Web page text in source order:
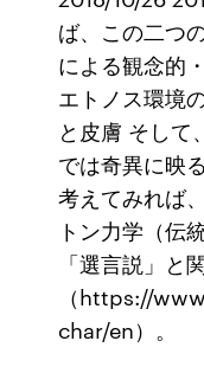
ば、この二つ
による観念的
エトノス環境
と皮膚 そして
では奇異に映
考えてみれば
トン力学（伝
「選言説」と
（https://
char/en）。